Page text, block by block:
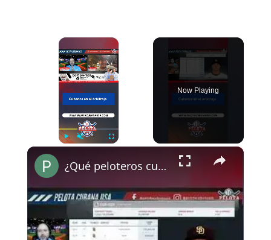
×
Now Playing
×
¿Qué peloteros cubanos están elegibles este año?